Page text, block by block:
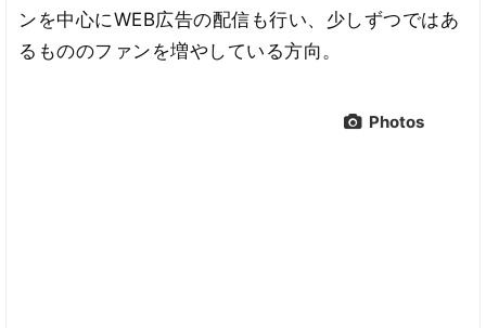
ンを中心にWEB広告の配信も行い、少しずつではあ
るもののファンを増やしている方向。
Photos